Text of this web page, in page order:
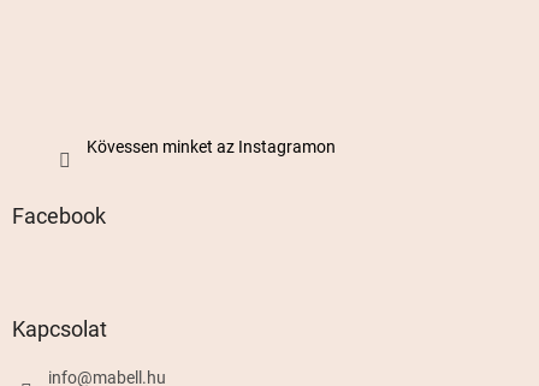
Kövessen minket az Instagramon
Facebook
Kapcsolat
info@mabell.hu